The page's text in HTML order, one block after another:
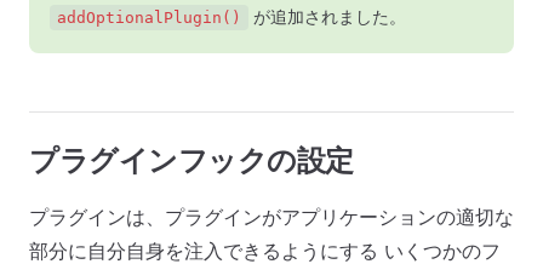
addOptionalPlugin() が追加されました。
プラグインフックの設定
プラグインは、プラグインがアプリケーションの適切な
部分に自分自身を注入できるようにする いくつかのフ